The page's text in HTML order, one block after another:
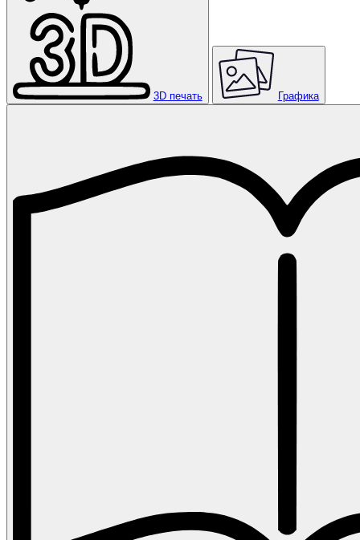
3D печать Графика